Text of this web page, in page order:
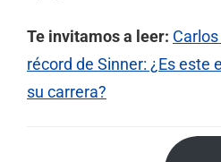
Te invitamos a leer:
récord de Sinner: ¿Es este
su carrera?